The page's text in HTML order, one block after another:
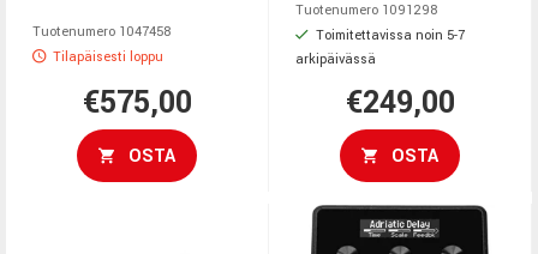
Tuotenumero 1047458
Tilapäisesti loppu
€575,00
OSTA
Tuotenumero 1091298
Toimitettavissa noin 5-7
arkipäivässä
€249,00
OSTA